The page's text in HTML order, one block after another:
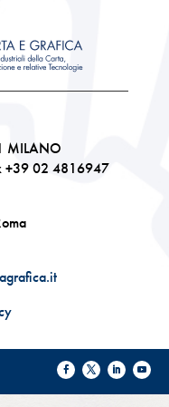
MILANO
+39 02 4816947